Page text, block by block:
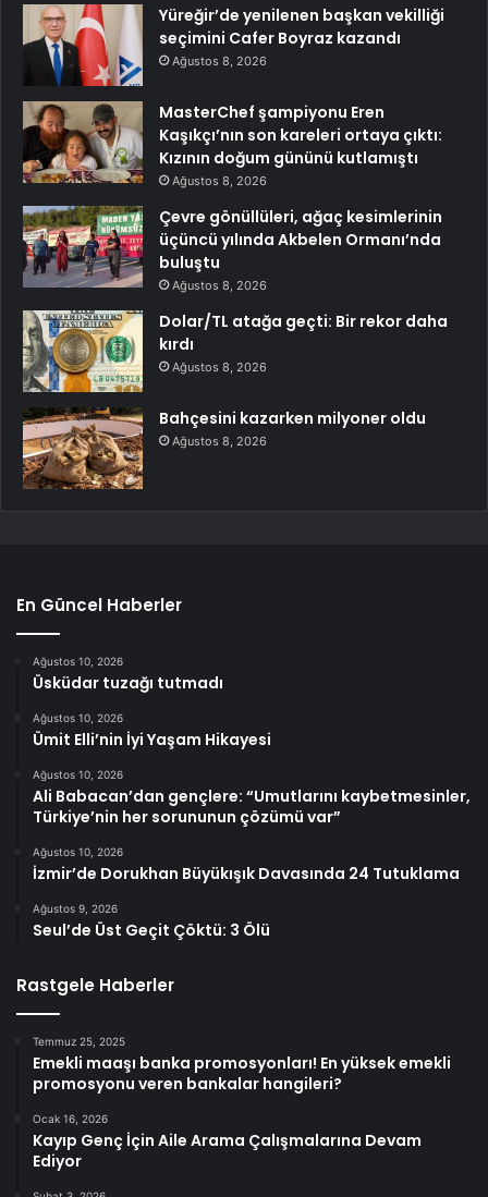
Yüreğir’de yenilenen başkan vekilliği
seçimini Cafer Boyraz kazandı
Ağustos 8, 2026
MasterChef şampiyonu Eren
Kaşıkçı’nın son kareleri ortaya çıktı:
Kızının doğum gününü kutlamıştı
Ağustos 8, 2026
Çevre gönüllüleri, ağaç kesimlerinin
üçüncü yılında Akbelen Ormanı’nda
buluştu
Ağustos 8, 2026
Dolar/TL atağa geçti: Bir rekor daha
kırdı
Ağustos 8, 2026
Bahçesini kazarken milyoner oldu
Ağustos 8, 2026
En Güncel Haberler
Ağustos 10, 2026
Üsküdar tuzağı tutmadı
Ağustos 10, 2026
Ümit Elli’nin İyi Yaşam Hikayesi
Ağustos 10, 2026
Ali Babacan’dan gençlere: “Umutlarını kaybetmesinler,
Türkiye’nin her sorununun çözümü var”
Ağustos 10, 2026
İzmir’de Dorukhan Büyükışık Davasında 24 Tutuklama
Ağustos 9, 2026
Seul’de Üst Geçit Çöktü: 3 Ölü
Rastgele Haberler
Temmuz 25, 2025
Emekli maaşı banka promosyonları! En yüksek emekli
promosyonu veren bankalar hangileri?
Ocak 16, 2026
Kayıp Genç İçin Aile Arama Çalışmalarına Devam
Ediyor